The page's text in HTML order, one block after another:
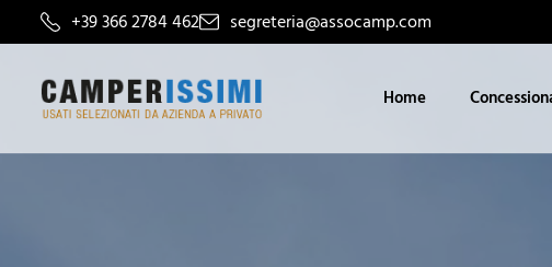
+39 366 2784 462 segreteria@assocamp.com
Home